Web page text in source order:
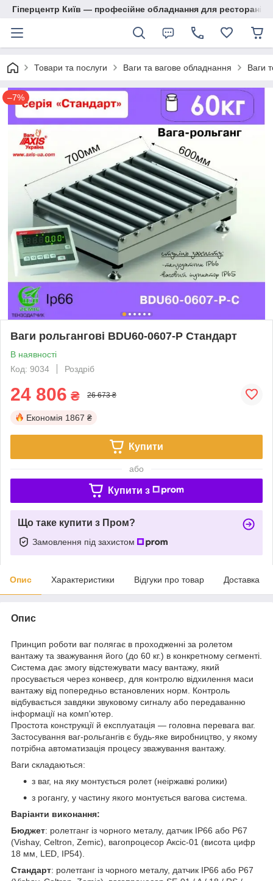
Гіперцентр Київ — професійне обладнання для ресторанів,
Товари та послуги Ваги та вагове обладнання Ваги
–7%
Ваги рольгангові BDU60-0607-Р Стандарт
В наявності
Код: 9034
Роздріб
24 806 ₴ 26 673 ₴
Економія 1867 ₴
Купити
або
Купити з
Що таке купити з Пром?
Замовлення під захистом
Опис Характеристики Відгуки про товар Доставка
Опис
Принцип роботи ваг полягає в проходженні за ролетом
вантажу та зважування його (до 60 кг.) в конкретному сегменті.
Система дає змогу відстежувати масу вантажу, який
просувається через конвеєр, для контролю відхилення маси
вантажу від попередньо встановлених норм. Контроль
відбувається завдяки звуковому сигналу або передаванню
інформації на комп'ютер.
Простота конструкції й експлуатація — головна перевага ваг.
Застосування ваг-рольгангів є будь-яке виробництво, у якому
потрібна автоматизація процесу зважування вантажу.
Ваги складаються:
з ваг, на яку монтується ролет (неіржавкі ролики)
з рогангу, у частину якого монтується вагова система.
Варіанти виконання:
Бюджет: ролетганг із чорного металу, датчик IP66 або P67
(Vishay, Celtron, Zemic), вагопроцесор Аксіс-01 (висота цифр
18 мм, LED, IP54).
Стандарт: ролетганг із чорного металу, датчик IP66 або P67